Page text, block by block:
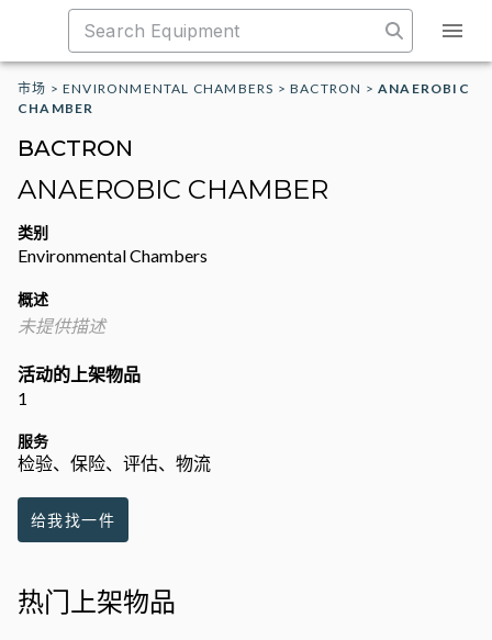
市场 >ENVIRONMENTAL CHAMBERS >BACTRON >ANAEROBIC
CHAMBER
BACTRON
ANAEROBIC CHAMBER
类别
Environmental Chambers
概述
未提供描述
活动的上架物品
1
服务
检验、保险、评估、物流
给我找一件
热门上架物品